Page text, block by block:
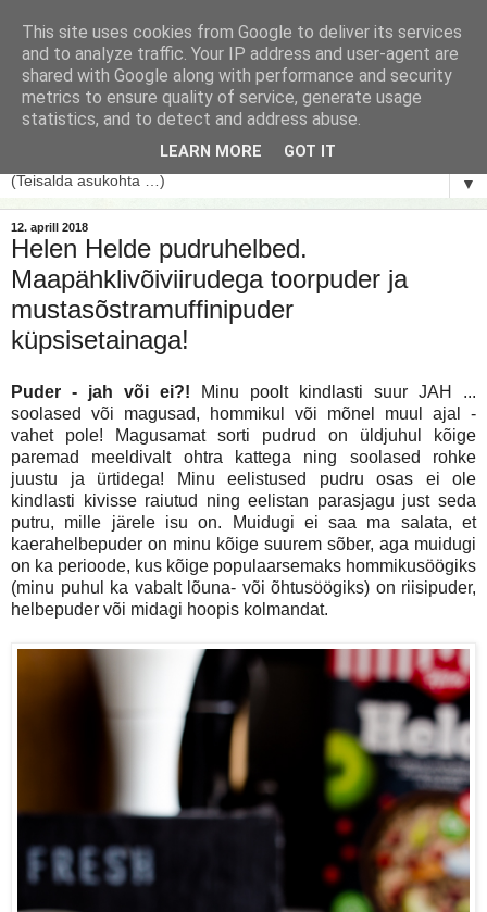
▼
12. aprill 2018
Helen Helde pudruhelbed.
Maapähklivõiviirudega toorpuder ja
mustasõstramuffinipuder
küpsisetainaga!
Puder - jah või ei?!
Minu poolt kindlasti suur JAH ...
soolased või magusad, hommikul või mõnel muul ajal -
vahet pole! Magusamat sorti pudrud on üldjuhul kõige
paremad meeldivalt ohtra kattega ning soolased rohke
juustu ja ürtidega! Minu eelistused pudru osas ei ole
kindlasti kivisse raiutud ning eelistan parasjagu just seda
putru, mille järele isu on. Muidugi ei saa ma salata, et
kaerahelbepuder on minu kõige suurem sõber, aga muidugi
on ka perioode, kus kõige populaarsemaks hommikusöögiks
(minu puhul ka vabalt lõuna- või õhtusöögiks) on riisipuder,
helbepuder või midagi hoopis kolmandat.
This site uses cookies from Google to deliver its services
and to analyze traffic. Your IP address and user-agent are
shared with Google along with performance and security
metrics to ensure quality of service, generate usage
statistics, and to detect and address abuse.
LEARN MORE GOT IT